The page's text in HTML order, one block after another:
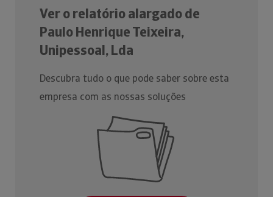
Ver o relatório alargado de
Paulo Henrique Teixeira,
Unipessoal, Lda
Descubra tudo o que pode saber sobre esta
empresa com as nossas soluções